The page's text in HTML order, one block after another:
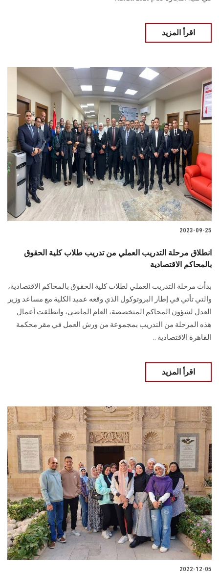
اقرأ المزيد
2023-09-25
انطلاق مرحلة التدريب العملي من تدريب طلاب كلية الحقوق
بالمحاكم الاقتصادية
بدأت مرحلة التدريب العملي لطلاب كلية الحقوق بالمحاكم الاقتصادية،
والتي تأتي في إطار البروتوكول الذي وقعه عميد الكلية مع مساعد وزير
العدل لشؤون المحاكم المتخصصة، العام الماضي، وانطلقت أعمال
هذه المرحلة من التدريب بمجموعة من ورش العمل في مقر محكمة
القاهرة الاقتصادية ..
اقرأ المزيد
2022-12-05